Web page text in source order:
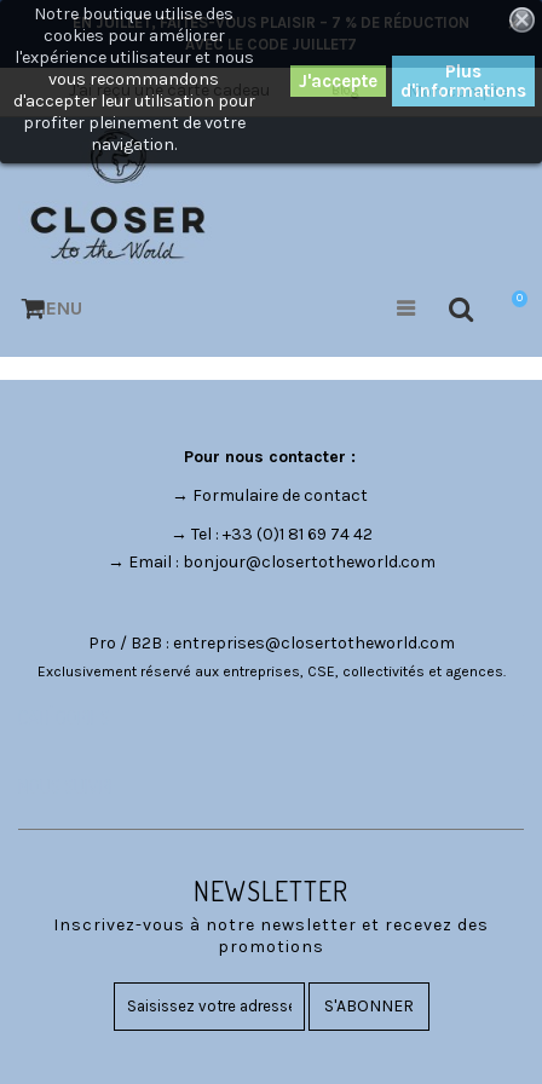
EN JUILLET, FAITES-VOUS PLAISIR – 7 % DE RÉDUCTION
AVEC LE CODE JUILLET7
×
Mon compte
Blog
J'ai reçu une carte cadeau
0
MENU
Notre boutique utilise des
cookies pour améliorer
l'expérience utilisateur et nous
vous recommandons
d'accepter leur utilisation pour
profiter pleinement de votre
navigation.
Plus
d'informations
Pour nous contacter :
→ Formulaire de contact
→ Tel : +33 (0)1 81 69 74 42
→ Email : bonjour@closertotheworld.com
Pro / B2B : entreprises@closertotheworld.com
Exclusivement réservé aux entreprises, CSE, collectivités et agences.
NEWSLETTER
Inscrivez-vous à notre newsletter et recevez des
promotions
S'ABONNER